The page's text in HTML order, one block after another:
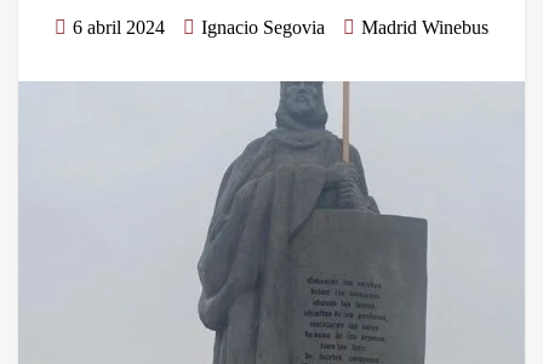
6 abril 2024 Ignacio Segovia Madrid Winebus